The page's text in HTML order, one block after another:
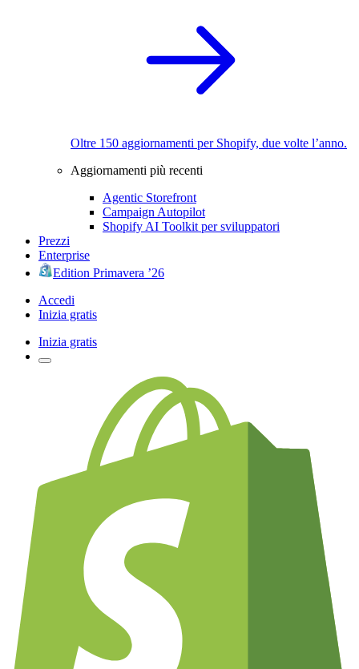
Oltre 150 aggiornamenti per Shopify, due volte l’anno.
Aggiornamenti più recenti
Agentic Storefront
Campaign Autopilot
Shopify AI Toolkit per sviluppatori
Prezzi
Enterprise
Edition Primavera ’26
Accedi
Inizia gratis
Inizia gratis